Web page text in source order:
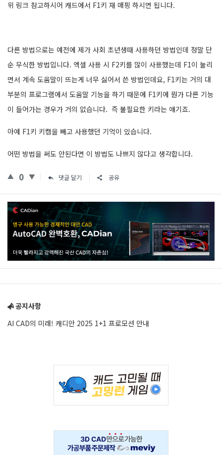
위 링크 참고하시어 캐드에서 F1키 재 매핑 하시면 됩니다.
다른 방법으로는 예전에 제가 사회 초년생때 사용하던 방법인데 정말 단
순 무식한 방법입니다. 엑셀 사용 시 F2키를 많이 사용했는데 F1이 눌리
면서 계속 도움말이 뜨는게 너무 싫어서 쓴 방법인데요, F1키는 거의 대
부분의 프로그램에서 도움말 기능을 하기 때문에 F1키에 뭔가 다른 기능
이 들어가는 경우가 거의 없습니다. 즉 불필요한 키라는 얘기죠.
아예 F1키 키캡을 빼고 사용했던 기억이 있습니다.
어떤 방법을 써도 안된다면 이 방법도 나쁘지 않다고 생각합니다.
0 댓글 달기 공유
공지사항
AI CAD의 미래! 캐디안 2025 1+1 프로모션 안내